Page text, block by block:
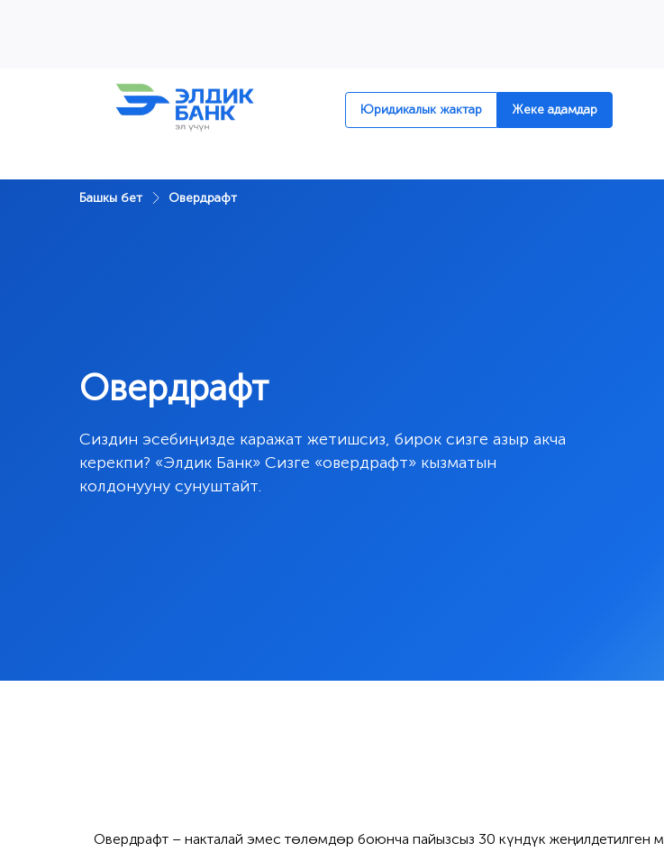
Юридикалык жактар Жеке адамдар
Башкы бет Овердрафт
Овердрафт
Сиздин эсебиңизде каражат жетишсиз, бирок сизге азыр акча
керекпи? «Элдик Банк» Сизге «овердрафт» кызматын
колдонууну сунуштайт.
Овердрафт – накталай эмес төлөмдөр боюнча пайызсыз 30 күндүк жеңилдетилген